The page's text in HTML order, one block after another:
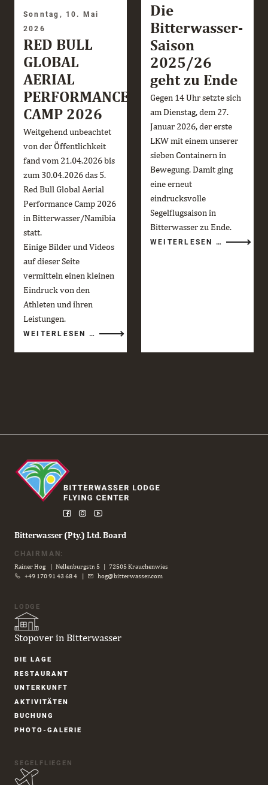
Sonntag, 10. Mai
2026
RED BULL
GLOBAL
AERIAL
PERFORMANCE
CAMP 2026
Weitgehend unbeachtet
von der Öffentlichkeit
fand vom 21.04.2026 bis
zum 30.04.2026 das 5.
Red Bull Global Aerial
Performance Camp 2026
in Bitterwasser/Namibia
statt.
Einige Bilder und Videos
auf dieser Seite
vermitteln einen kleinen
Eindruck von den
Athleten und ihren
Leistungen.
WEITERLESEN …
AERIAL
Die
Bitterwasser-
Saison
2025/26
geht zu Ende
Gegen 14 Uhr setzte sich
am Dienstag, dem 27.
Januar 2026, der erste
LKW mit einem unserer
sieben Containern in
Bewegung. Damit ging
eine erneut
eindrucksvolle
Segelflugsaison in
Bitterwasser zu Ende.
WEITERLESEN …
Bitterwasser (Pty.) Ltd. Board
CHAIRMAN:
Rainer Hog | Nellenburgstr. 5 | 72505 Krauchenwies
+49 170 91 43 68 4 | hog@bitterwasser.com
LODGE
Stopover in Bitterwasser
Navigation
DIE LAGE
RESTAURANT
UNTER­KUNFT
AKTIVITÄTEN
BUCHUNG
PHOTO-GALERIE
SEGELFLIEGEN